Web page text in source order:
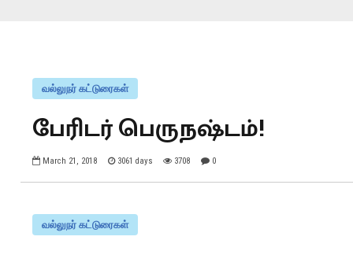
வல்லுநர் கட்டுரைகள்
பேரிடர் பெருநஷ்டம்!
March 21, 2018 3061 days 3708 0
வல்லுநர் கட்டுரைகள்